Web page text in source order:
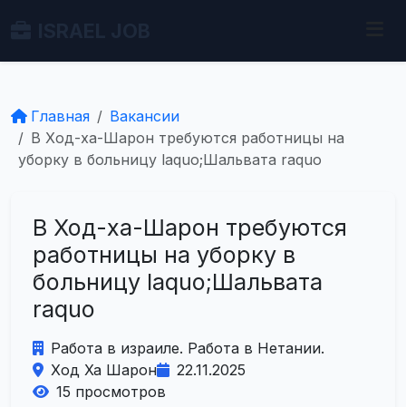
Главная
Вакансии
В Ход-ха-Шарон требуются работницы на
уборку в больницу laquo;Шальвата raquo
В Ход-ха-Шарон требуются
работницы на уборку в
больницу laquo;Шальвата
raquo
Работа в израиле. Работа в Нетании.
Ход Ха Шарон
22.11.2025
15 просмотров